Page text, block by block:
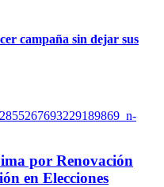
campaña sin dejar sus
por Renovación
en Elecciones